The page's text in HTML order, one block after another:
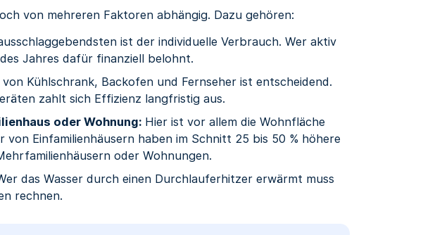
von mehreren Faktoren abhängig. Dazu gehören:
ist der individuelle Verbrauch. Wer aktiv
Jahres dafür finanziell belohnt.
von Kühlschrank, Backofen und Fernseher ist entscheidend.
zahlt sich Effizienz langfristig aus.
oder Wohnung: Hier ist vor allem die Wohnfläche
von Einfamilienhäusern haben im Schnitt 25 bis 50 % höhere
oder Wohnungen.
das Wasser durch einen Durchlauferhitzer erwärmt muss
rechnen.